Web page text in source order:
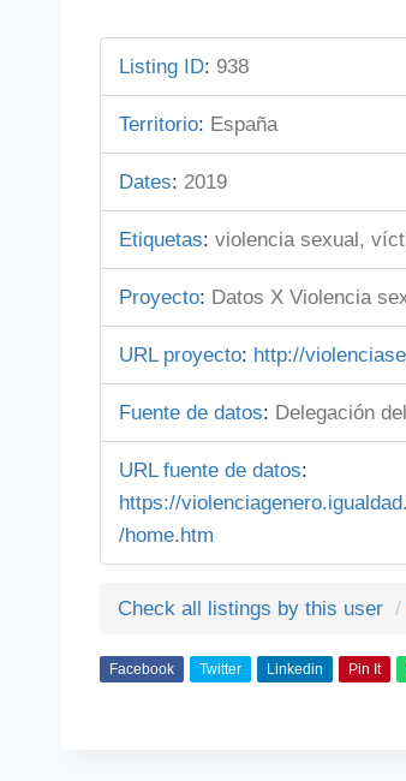
Listing ID: 938
Territorio: España
Dates: 2019
Etiquetas: violencia sexual,
Proyecto: Datos X Violencia
URL proyecto: http://
Fuente de datos: Delegación
URL fuente de datos:
https://
/home.htm
Check all listings by this user
Facebook Twitter Linkedin Pin It